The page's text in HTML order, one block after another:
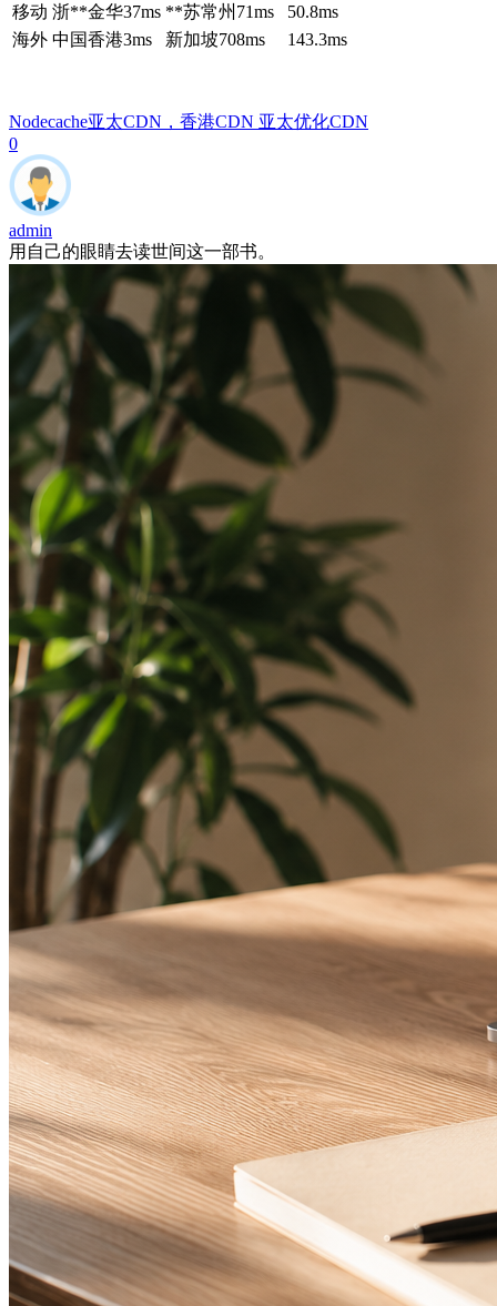
移动 浙**金华37ms **苏常州 71ms
50.8ms
海外 中国香港3ms 新加坡708ms 143.3ms
Nodecache亚太CDN，香港CDN 亚太优化CDN
0
admin
用自己的眼睛去读世间这一部书。